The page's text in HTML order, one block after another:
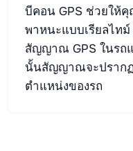
บีคอน GPS ช่วยให้
พาหนะแบบเรียลไท
สัญญาณ GPS ในรถ
นั้นสัญญาณจะปราก
ตำแหน่งของรถ